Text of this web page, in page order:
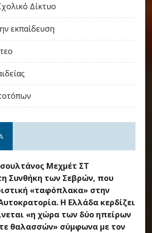
Δίκτυο
εκπαίδευση
Μεχμέτ ΣΤ
Συνθήκη των Σεβρών, που
«ταφόπλακα» στην
Η Ελλάδα κερδίζει
«η χώρα των δύο ηπείρων
θαλασσών» σύμφωνα με τον